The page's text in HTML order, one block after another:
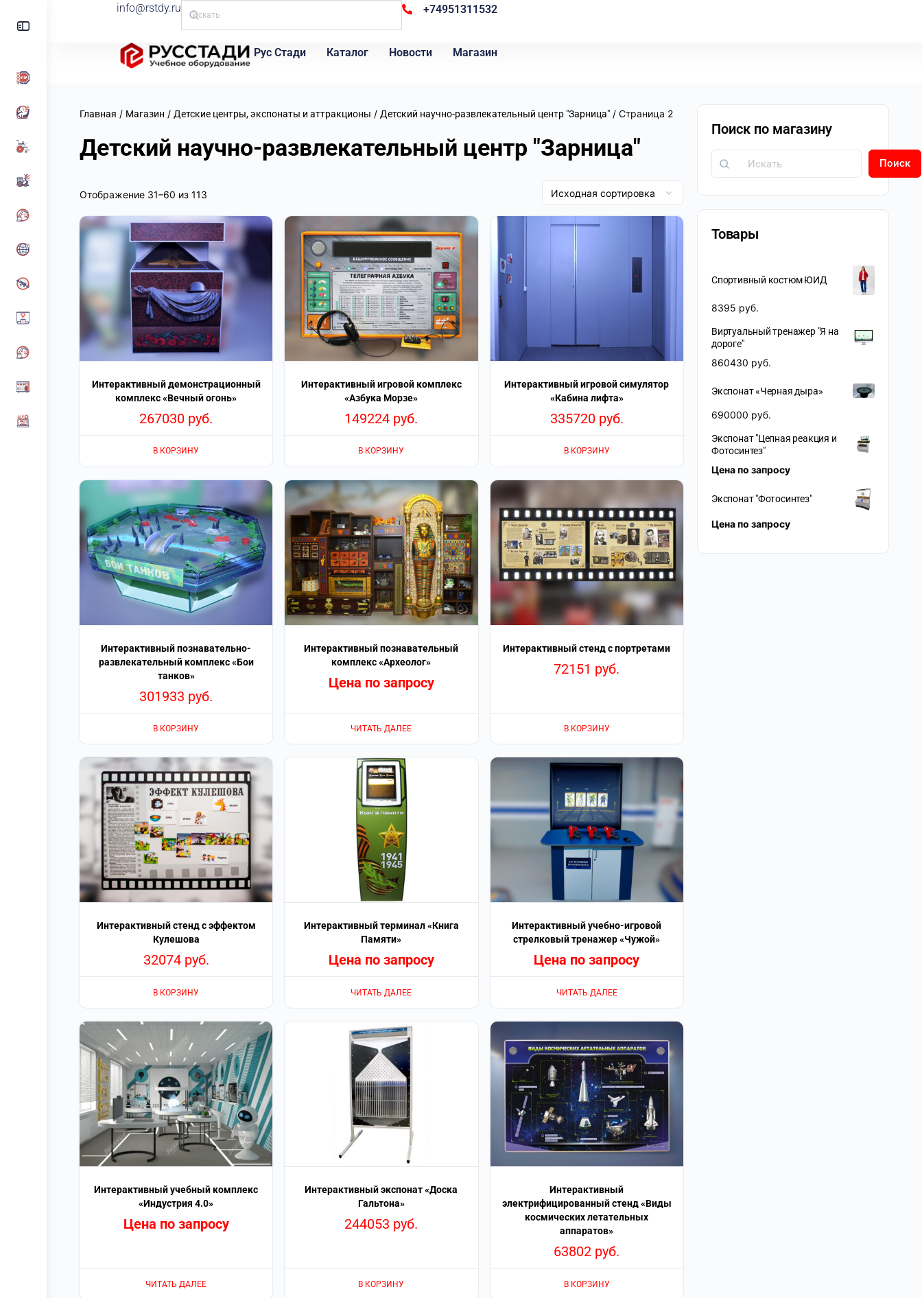
info@rstdy.ru +74951311532
Рус Стади Каталог Новости Магазин
Главная / Магазин / Детские центры, экспонаты и аттракционы / Детский научно-развлекательный центр "Зарница" / Страница 2
Детский научно-развлекательный центр "Зарница"
Отображение 31–60 из 113
Интерактивный демонстрационный
комплекс «Вечный огонь»
267030 руб.
В КОРЗИНУ
Интерактивный игровой комплекс
«Азбука Морзе»
149224 руб.
В КОРЗИНУ
Интерактивный игровой симулятор
«Кабина лифта»
335720 руб.
В КОРЗИНУ
Интерактивный познавательно-
развлекательный комплекс «Бои
танков»
301933 руб.
В КОРЗИНУ
Интерактивный познавательный
комплекс «Археолог»
Цена по запросу
ЧИТАТЬ ДАЛЕЕ
Интерактивный стенд с портретами
72151 руб.
В КОРЗИНУ
Интерактивный стенд с эффектом
Кулешова
32074 руб.
В КОРЗИНУ
Интерактивный терминал «Книга
Памяти»
Цена по запросу
ЧИТАТЬ ДАЛЕЕ
Интерактивный учебно-игровой
стрелковый тренажер «Чужой»
Цена по запросу
ЧИТАТЬ ДАЛЕЕ
Интерактивный учебный комплекс
«Индустрия 4.0»
Цена по запросу
ЧИТАТЬ ДАЛЕЕ
Интерактивный экспонат «Доска
Гальтона»
244053 руб.
В КОРЗИНУ
Интерактивный
электрифицированный стенд «Виды
космических летательных
аппаратов»
63802 руб.
В КОРЗИНУ
Поиск по магазину
Поиск
Товары
Спортивный костюм ЮИД
8395 руб.
Виртуальный тренажер "Я на
дороге"
860430 руб.
Экспонат «Черная дыра»
690000 руб.
Экспонат "Цепная реакция и
Фотосинтез"
Цена по запросу
Экспонат "Фотосинтез"
Цена по запросу